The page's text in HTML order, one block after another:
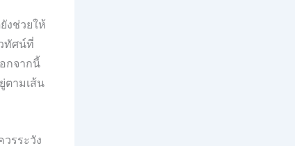
งช่วยให้
ทัศน์ที่
กจากนี้
ตามเส้น
รระวัง